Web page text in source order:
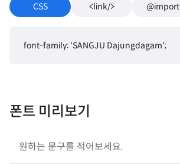
CSS <link/> @import
font-family: 'SANGJU Dajungdagam';
폰트 미리보기